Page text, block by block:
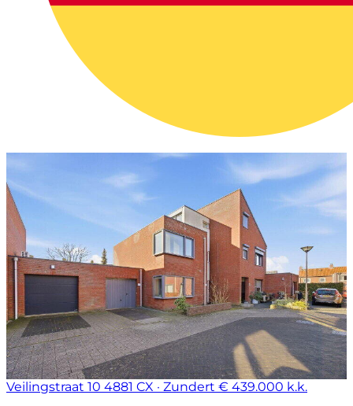
Veilingstraat 10 4881 CX · Zundert € 439.000 k.k.